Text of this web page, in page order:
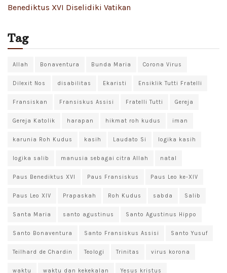
Benediktus XVI Diselidiki Vatikan
Tag
Allah Bonaventura Bunda Maria Corona Virus
Dilexit Nos disabilitas Ekaristi Ensiklik Tutti Fratelli
Fransiskan Fransiskus Assisi Fratelli Tutti Gereja
Gereja Katolik harapan hikmat roh kudus iman
karunia Roh Kudus kasih Laudato Si logika kasih
logika salib manusia sebagai citra Allah natal
Paus Benediktus XVI Paus Fransiskus Paus Leo ke-XIV
Paus Leo XIV Prapaskah Roh Kudus sabda Salib
Santa Maria santo agustinus Santo Agustinus Hippo
Santo Bonaventura Santo Fransiskus Assisi Santo Yusuf
Teilhard de Chardin Teologi Trinitas virus korona
waktu waktu dan kekekalan Yesus kristus